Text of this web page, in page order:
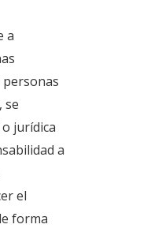
a
se
jurídica
a
el
forma